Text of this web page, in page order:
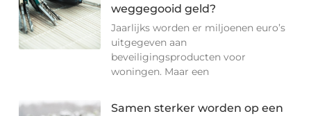
weggegooid geld?
Jaarlijks worden er miljoenen euro’s
uitgegeven aan
beveiligingsproducten voor
woningen. Maar een
Samen sterker worden op een